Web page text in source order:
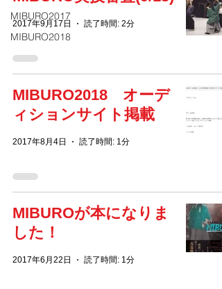
MIBURO2017
MIBURO2018
2017年9月17日 読了時間: 2分
MIBURO2018 オーデ
ィションサイト掲載
2017年8月4日 読了時間: 1分
MIBUROが本になりま
した！
2017年6月22日 読了時間: 1分